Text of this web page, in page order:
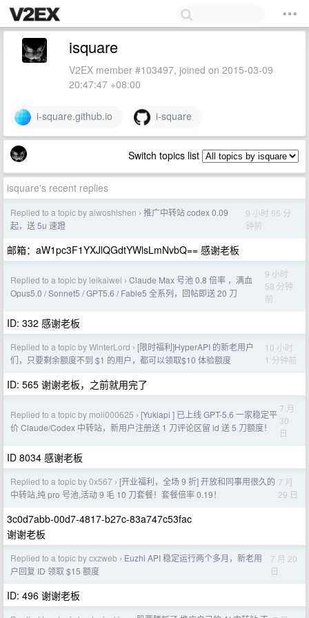
isquare
V2EX member #103497, joined on 2015-03-09
20:47:47 +08:00
i-square.github.io i-square
Switch topics list
isquare's recent replies
Replied to a topic by aiwoshishen › 推广中转站 codex 0.09
起，送 5u 速蹬
9 小时 55 分
钟前
邮箱：aW1pc3F1YXJlQGdtYWlsLmNvbQ== 感谢老板
Replied to a topic by leikaiwei › Claude Max 号池 0.8 倍率 ，满血
Opus5.0 / Sonnet5 / GPT5.6 / Fable5 全系列，回帖即送 20 刀
9 小时
58 分钟
前
ID: 332 感谢老板
Replied to a topic by WinterLord › [限时福利]HyperAPI 的新老用户
们，只要剩余额度不到 $1 的用户，都可以领取$10 体验额度
10 小时
1 分钟前
ID: 565 谢谢老板，之前就用完了
Replied to a topic by moli000625 › [Yukiapi ] 已上线 GPT-5.6 一家稳定平
价 Claude/Codex 中转站，新用户注册送 1 刀评论区留 id 送 5 刀额度！
7 月
30
日
ID 8034 感谢老板
Replied to a topic by 0x567 › [开业福利，全场 9 折] 开放和同事用很久的
中转站,纯 pro 号池,活动 9 毛 10 刀套餐！套餐倍率 0.19！
7 月
29 日
3c0d7abb-00d7-4817-b27c-83a747c53fac
谢谢老板
Replied to a topic by cxzweb › Euzhi API 稳定运行两个多月，新老用
户回复 ID 领取 $15 额度
7 月 20
日
ID: 496 谢谢老板